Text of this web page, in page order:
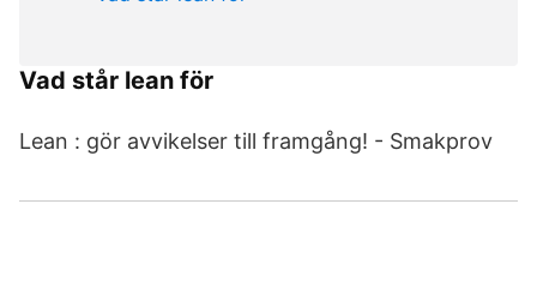
Vad står lean för
Lean : gör avvikelser till framgång! - Smakprov